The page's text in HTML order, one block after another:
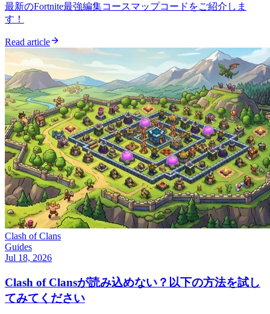
最新のFortnite最強編集コースマップコードをご紹介しま
す！
Read article
Clash of Clans
Guides
Jul 18, 2026
Clash of Clansが読み込めない？以下の方法を試し
てみてください